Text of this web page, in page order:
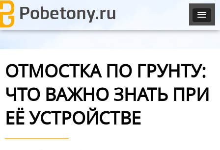
ОТМОСТКА ПО ГРУНТУ:
ЧТО ВАЖНО ЗНАТЬ ПРИ
ЕЁ УСТРОЙСТВЕ